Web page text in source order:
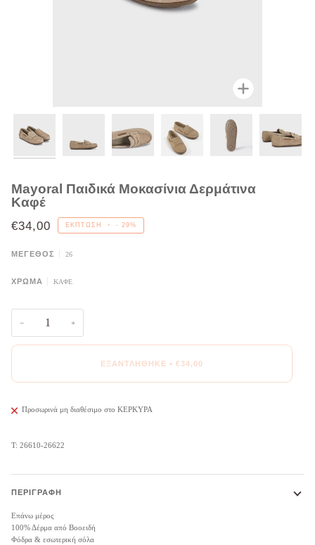
Mayoral Παιδικά Μοκασίνια Δερμάτινα
Καφέ
€34,00 ΈΚΠΤΩΣΗ • - 29%
ΜΈΓΕΘΟΣ 26
ΧΡΩΜΑ ΚΑΦΕ
− +
ΕΞΑΝΤΛΉΘΗΚΕ • €34,00
Προσωρινά μη διαθέσιμο στο ΚΕΡΚΥΡΑ
Τ: 26610-26622
ΠΕΡΙΓΡΑΦΉ
Επάνω μέρος
100% Δέρμα από Βοοειδή
Φόδρα & εσωτερική σόλα